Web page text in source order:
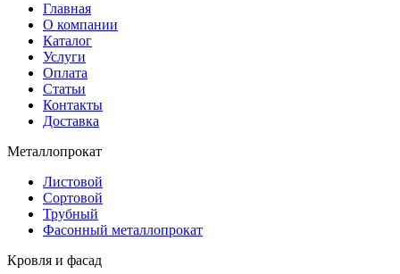
Главная
О компании
Каталог
Услуги
Оплата
Статьи
Контакты
Доставка
Металлопрокат
Листовой
Сортовой
Трубный
Фасонный металлопрокат
Кровля и фасад